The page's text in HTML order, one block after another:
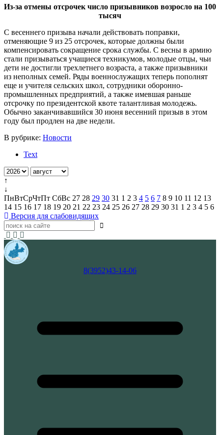
Из-за отмены отсрочек число призывников возросло на 100
тысяч
С весеннего призыва начали действовать поправки,
отменяющие 9 из 25 отсрочек, которые должны были
компенсировать сокращение срока службы. С весны в армию
стали призываться учащиеся техникумов, молодые отцы, чьи
дети не достигли трехлетнего возраста, а также призывники
из неполных семей. Ряды военнослужащих теперь пополнят
еще и учителя сельских школ, сотрудники оборонно-
промышленных предприятий, а также имевшая раньше
отсрочку по президентской квоте талантливая молодежь.
Обычно заканчивавшийся 30 июня весенний призыв в этом
году был продлен на две недели.
В рубрике: Новости
Text
↑
↓
ПнВтСрЧтПт СбВс 27 28 29 30 31 1 2 3 4 5 6 7 8 9 10 11 12 13
14 15 16 17 18 19 20 21 22 23 24 25 26 27 28 29 30 31 1 2 3 4 5 6
Версия для слабовидящих
8(3952)43-14-06